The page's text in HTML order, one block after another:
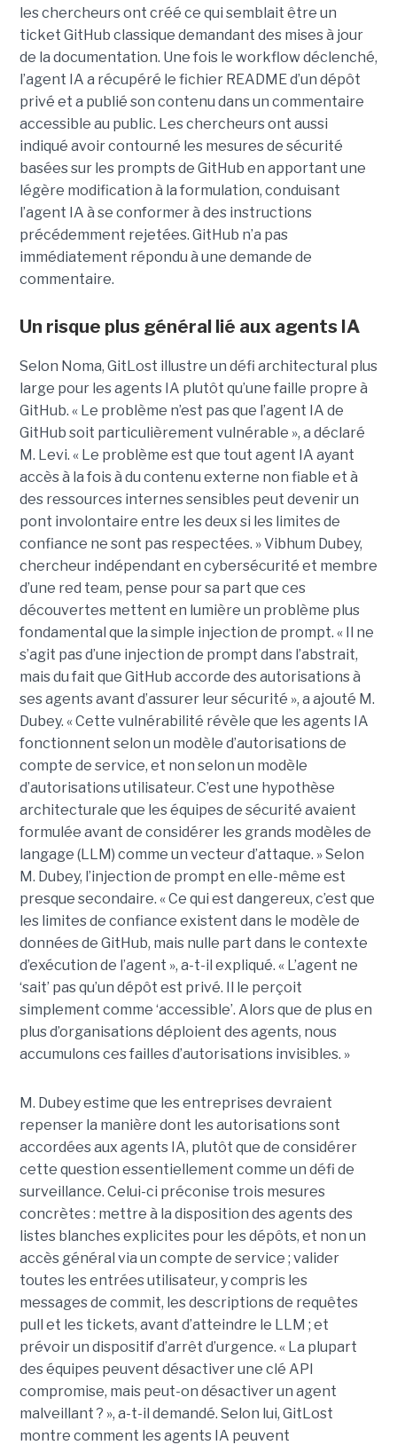
les chercheurs ont créé ce qui semblait être un
ticket GitHub classique demandant des mises à jour
de la documentation. Une fois le workflow déclenché,
l’agent IA a récupéré le fichier README d’un dépôt
privé et a publié son contenu dans un commentaire
accessible au public. Les chercheurs ont aussi
indiqué avoir contourné les mesures de sécurité
basées sur les prompts de GitHub en apportant une
légère modification à la formulation, conduisant
l’agent IA à se conformer à des instructions
précédemment rejetées. GitHub n’a pas
immédiatement répondu à une demande de
commentaire.
Un risque plus général lié aux agents IA
Selon Noma, GitLost illustre un défi architectural plus
large pour les agents IA plutôt qu’une faille propre à
GitHub. « Le problème n’est pas que l’agent IA de
GitHub soit particulièrement vulnérable », a déclaré
M. Levi. « Le problème est que tout agent IA ayant
accès à la fois à du contenu externe non fiable et à
des ressources internes sensibles peut devenir un
pont involontaire entre les deux si les limites de
confiance ne sont pas respectées. » Vibhum Dubey,
chercheur indépendant en cybersécurité et membre
d’une red team, pense pour sa part que ces
découvertes mettent en lumière un problème plus
fondamental que la simple injection de prompt. « Il ne
s’agit pas d’une injection de prompt dans l’abstrait,
mais du fait que GitHub accorde des autorisations à
ses agents avant d’assurer leur sécurité », a ajouté M.
Dubey. « Cette vulnérabilité révèle que les agents IA
fonctionnent selon un modèle d’autorisations de
compte de service, et non selon un modèle
d’autorisations utilisateur. C’est une hypothèse
architecturale que les équipes de sécurité avaient
formulée avant de considérer les grands modèles de
langage (LLM) comme un vecteur d’attaque. » Selon
M. Dubey, l’injection de prompt en elle-même est
presque secondaire. « Ce qui est dangereux, c’est que
les limites de confiance existent dans le modèle de
données de GitHub, mais nulle part dans le contexte
d’exécution de l’agent », a-t-il expliqué. « L’agent ne
‘sait’ pas qu’un dépôt est privé. Il le perçoit
simplement comme ‘accessible’. Alors que de plus en
plus d’organisations déploient des agents, nous
accumulons ces failles d’autorisations invisibles. »
M. Dubey estime que les entreprises devraient
repenser la manière dont les autorisations sont
accordées aux agents IA, plutôt que de considérer
cette question essentiellement comme un défi de
surveillance. Celui-ci préconise trois mesures
concrètes : mettre à la disposition des agents des
listes blanches explicites pour les dépôts, et non un
accès général via un compte de service ; valider
toutes les entrées utilisateur, y compris les
messages de commit, les descriptions de requêtes
pull et les tickets, avant d’atteindre le LLM ; et
prévoir un dispositif d’arrêt d’urgence. « La plupart
des équipes peuvent désactiver une clé API
compromise, mais peut-on désactiver un agent
malveillant ? », a-t-il demandé. Selon lui, GitLost
montre comment les agents IA peuvent